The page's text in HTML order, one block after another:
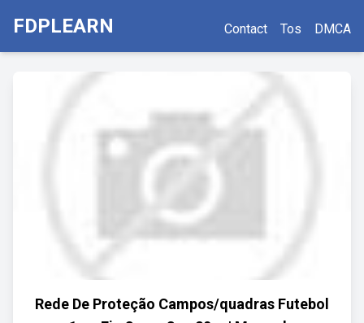
FDPLEARN Contact Tos DMCA
Rede De Proteção Campos/quadras Futebol